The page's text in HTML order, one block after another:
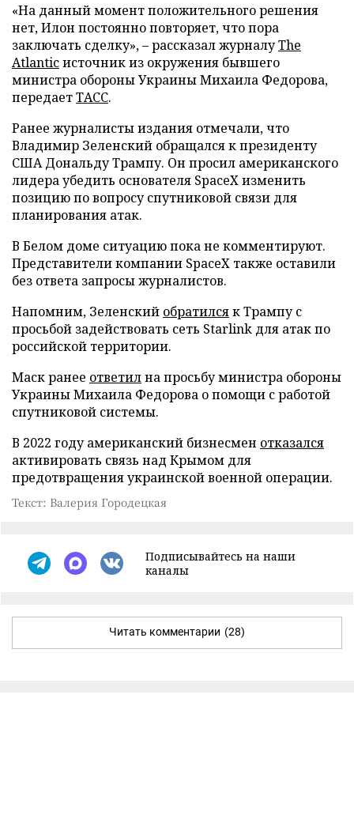
«На данный момент положительного решения
нет, Илон постоянно повторяет, что пора
заключать сделку», – рассказал журналуThe
Atlanticисточник из окружения бывшего
министра обороны Украины Михаила Федорова,
передаетТАСС.
Ранее журналисты издания отмечали, что
Владимир Зеленский обращался к президенту
США Дональду Трампу. Он просил американского
лидера убедить основателя SpaceX изменить
позицию по вопросу спутниковой связи для
планирования атак.
В Белом доме ситуацию пока не комментируют.
Представители компании SpaceX также оставили
без ответа запросы журналистов.
Напомним, Зеленский обратилсяк Трампу с
просьбой задействовать сеть Starlink для атак по
российской территории.
Маск ранее ответилна просьбу министра обороны
Украины Михаила Федорова о помощи с работой
спутниковой системы.
В 2022 году американский бизнесмен отказался
активировать связь над Крымом для
предотвращения украинской военной операции.
Текст: Валерия Городецкая
Подписывайтесь на наши
каналы
Читать комментарии (28)